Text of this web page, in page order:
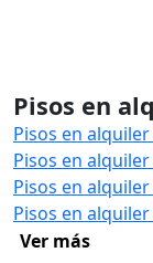
Pisos en
Pisos en
Pisos en
Pisos en
Pisos en
Ver más